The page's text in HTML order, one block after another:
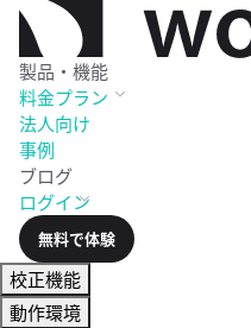
製品・機能
料金プラン
法人向け
事例
ブログ
ログイン
無料で体験
校正機能
動作環境